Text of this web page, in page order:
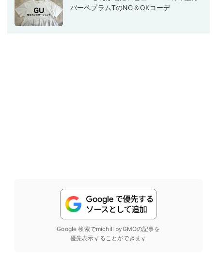
バーペプラムTのNG＆OKコーデ
Google 検索でmichill byGMOの記事を
優先表示することができます